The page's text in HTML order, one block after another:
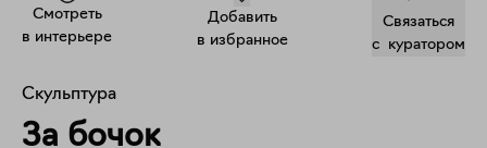
Смотреть
в интерьере
Добавить
в избранное
Связаться
c куратором
Скульптура
За бочок